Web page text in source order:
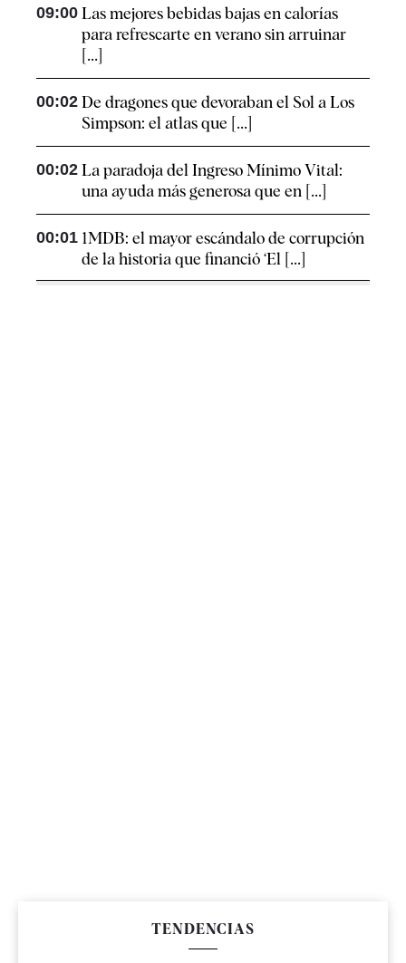
09:00 Las mejores bebidas bajas en calorías
para refrescarte en verano sin arruinar
[...]
00:02 De dragones que devoraban el Sol a Los
Simpson: el atlas que [...]
00:02 La paradoja del Ingreso Mínimo Vital:
una ayuda más generosa que en [...]
00:01 1MDB: el mayor escándalo de corrupción
de la historia que financió ‘El [...]
TENDENCIAS